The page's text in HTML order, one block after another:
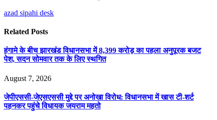
azad sipahi desk
Related Posts
हंगामे के बीच झारखंड विधानसभा में 8,399 करोड़ का पहला अनुपूरक बजट
पेश, सदन सोमवार तक के लिए स्थगित
August 7, 2026
जेपीएससी-जेएसएससी मुद्दे पर अनोखा विरोध: विधानसभा में खास टी-शर्ट
पहनकर पहुंचे विधायक जयराम महतो